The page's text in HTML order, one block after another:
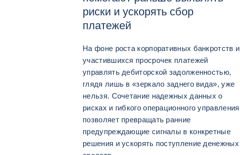
риски и ускорять сбор
платежей
На фоне роста корпоративных банкротств и
участившихся просрочек платежей
управлять дебиторской задолженностью,
глядя лишь в «зеркало заднего вида», уже
нельзя. Сочетание надежных данных о
рисках и гибкого операционного управления
позволяет превращать ранние
предупреждающие сигналы в конкретные
решения и ускорять поступление денежных